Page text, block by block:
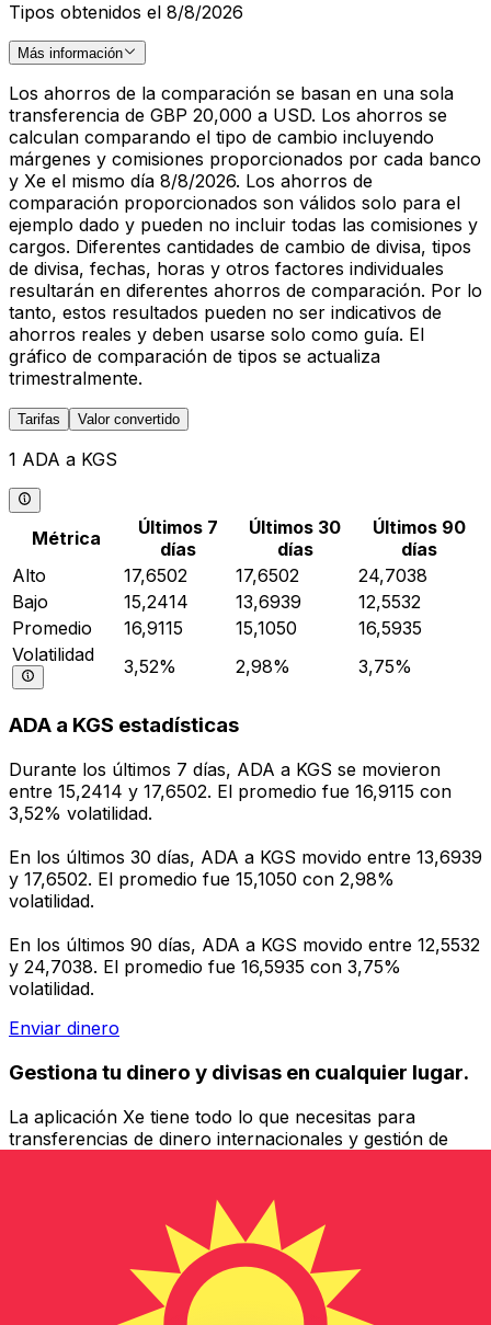
Tipos obtenidos el 8/8/2026
Más información
Los ahorros de la comparación se basan en una sola
transferencia de GBP 20,000 a USD. Los ahorros se
calculan comparando el tipo de cambio incluyendo
márgenes y comisiones proporcionados por cada banco
y Xe el mismo día 8/8/2026. Los ahorros de
comparación proporcionados son válidos solo para el
ejemplo dado y pueden no incluir todas las comisiones y
cargos. Diferentes cantidades de cambio de divisa, tipos
de divisa, fechas, horas y otros factores individuales
resultarán en diferentes ahorros de comparación. Por lo
tanto, estos resultados pueden no ser indicativos de
ahorros reales y deben usarse solo como guía. El
gráfico de comparación de tipos se actualiza
trimestralmente.
Tarifas Valor convertido
1 ADA a KGS
Métrica
Últimos 7
días
Últimos 30
días
Últimos 90
días
Alto
17,6502 17,6502
24,7038
Bajo
15,2414 13,6939
12,5532
Promedio
16,9115 15,1050
16,5935
Volatilidad
3,52% 2,98% 3,75%
ADA a KGS estadísticas
Durante los últimos 7 días, ADA a KGS se movieron
entre 15,2414 y 17,6502. El promedio fue 16,9115 con
3,52% volatilidad.
En los últimos 30 días, ADA a KGS movido entre 13,6939
y 17,6502. El promedio fue 15,1050 con 2,98%
volatilidad.
En los últimos 90 días, ADA a KGS movido entre 12,5532
y 24,7038. El promedio fue 16,5935 con 3,75%
volatilidad.
Enviar dinero
Gestiona tu dinero y divisas en cualquier lugar.
La aplicación Xe tiene todo lo que necesitas para
transferencias de dinero internacionales y gestión de